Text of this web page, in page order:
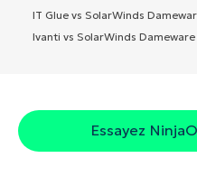
IT Glue vs SolarWinds
Ivanti vs SolarWinds Dameware
Essayez